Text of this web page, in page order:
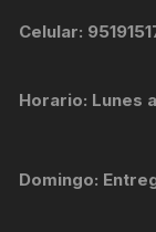
Celular:
Horario: Lunes
Domingo: